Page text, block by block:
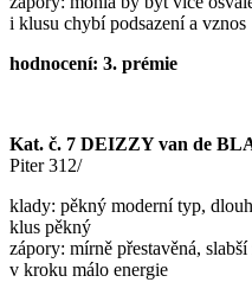
i klusu chybí podsazení a vznos
hodnocení: 3. prémie
Kat. č. 7 DEIZZY van de
Piter 312/
klady: pěkný moderní typ,
klus pěkný
zápory: mírně přestavěná,
v kroku málo energie